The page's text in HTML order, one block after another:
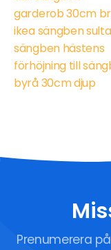
garderob 30cm
ikea sängben
sängben hästens
förhöjning till
byrå 30cm djup
Prenumerera